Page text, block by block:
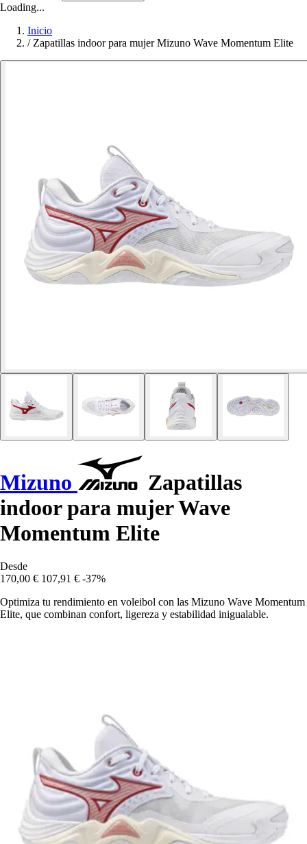
Loading...
Inicio
/ Zapatillas indoor para mujer Mizuno Wave Momentum Elite
Mizuno
Zapatillas
indoor para mujer Wave
Momentum Elite
Desde
170,00 € 107,91 € -37%
Optimiza tu rendimiento en voleibol con las Mizuno Wave Momentum
Elite, que combinan confort, ligereza y estabilidad inigualable.